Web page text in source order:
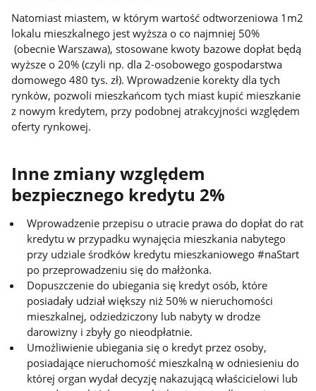
Natomiast miastem, w którym wartość odtworzeniowa 1m2
lokalu mieszkalnego jest wyższa o co najmniej 50%
(obecnie Warszawa), stosowane kwoty bazowe dopłat będą
wyższe o 20% (czyli np. dla 2-osobowego gospodarstwa
domowego 480 tys. zł). Wprowadzenie korekty dla tych
rynków, pozwoli mieszkańcom tych miast kupić mieszkanie
z nowym kredytem, przy podobnej atrakcyjności względem
oferty rynkowej.
Inne zmiany względem
bezpiecznego kredytu 2%
Wprowadzenie przepisu o utracie prawa do dopłat do rat
kredytu w przypadku wynajęcia mieszkania nabytego
przy udziale środków kredytu mieszkaniowego #naStart
po przeprowadzeniu się do małżonka.
Dopuszczenie do ubiegania się kredyt osób, które
posiadały udział większy niż 50% w nieruchomości
mieszkalnej, odziedziczony lub nabyty w drodze
darowizny i zbyły go nieodpłatnie.
Umożliwienie ubiegania się o kredyt przez osoby,
posiadające nieruchomość mieszkalną w odniesieniu do
której organ wydał decyzję nakazującą właścicielowi lub